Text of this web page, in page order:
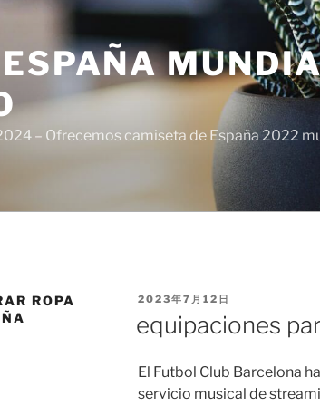
– Ofrecemos camiseta de España 2022
ROPA
PUBLICADO
2023年7月12日
equipaciones
El Futbol Club Barcelona
servicio musical de